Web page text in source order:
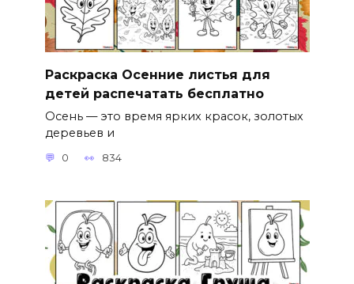
Раскраска Осенние листья для
детей распечатать бесплатно
Осень — это время ярких красок, золотых
деревьев и
0 834